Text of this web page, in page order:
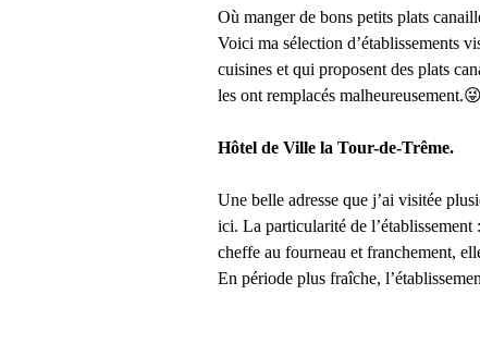
Où manger de bons petits plats
Voici ma sélection d’établissements
cuisines et qui proposent des plats
les ont remplacés malheureusement.😜
Hôtel de Ville la Tour-de-Trême.
Une belle adresse que j’ai visitée
ici. La particularité de l’établissement
cheffe au fourneau et franchement,
En période plus fraîche,